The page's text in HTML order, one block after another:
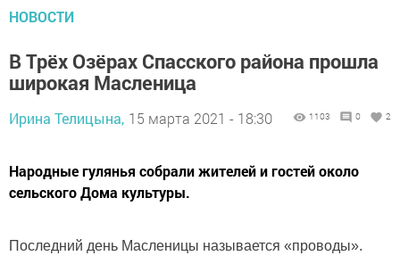
НОВОСТИ
В Трёх Озёрах Спасского района прошла
широкая Масленица
Ирина Телицына, 15 марта 2021 - 18:30 1103 0 2
Народные гулянья собрали жителей и гостей около
сельского Дома культуры.
Последний день Масленицы называется «проводы».